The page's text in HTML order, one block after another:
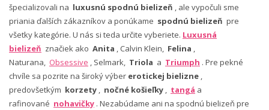
špecializovali na luxusnú spodnú bielizeň , ale vypočuli sme
priania ďalších zákazníkov a ponúkame spodnú bielizeň pre
všetky kategórie. U nás si teda určite vyberiete. Luxusná
bielizeň značiek ako Anita , Calvin Klein, Felina ,
Naturana, Obsessive , Selmark, Triola a Triumph . Pre pekné
chvíle sa pozrite na široký výber erotickej bielizne ,
predovšetkým korzety , nočné košieľky , tangá a
rafinované nohavičky . Nezabúdame ani na spodnú bielizeň pre